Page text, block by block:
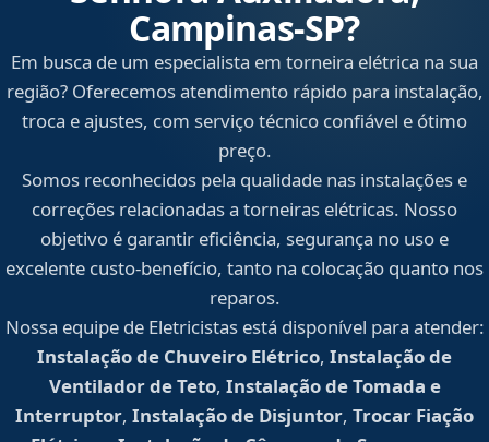
Campinas‑SP?
Em busca de um especialista em torneira elétrica na sua
região? Oferecemos atendimento rápido para instalação,
troca e ajustes, com serviço técnico confiável e ótimo
preço.
Somos reconhecidos pela qualidade nas instalações e
correções relacionadas a torneiras elétricas. Nosso
objetivo é garantir eficiência, segurança no uso e
excelente custo-benefício, tanto na colocação quanto nos
reparos.
Nossa equipe de Eletricistas está disponível para atender:
Instalação de Chuveiro Elétrico, Instalação de
Ventilador de Teto, Instalação de Tomada e
Interruptor, Instalação de Disjuntor, Trocar Fiação